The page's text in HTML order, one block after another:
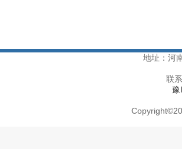
地址：河
联
豫
Copyright©